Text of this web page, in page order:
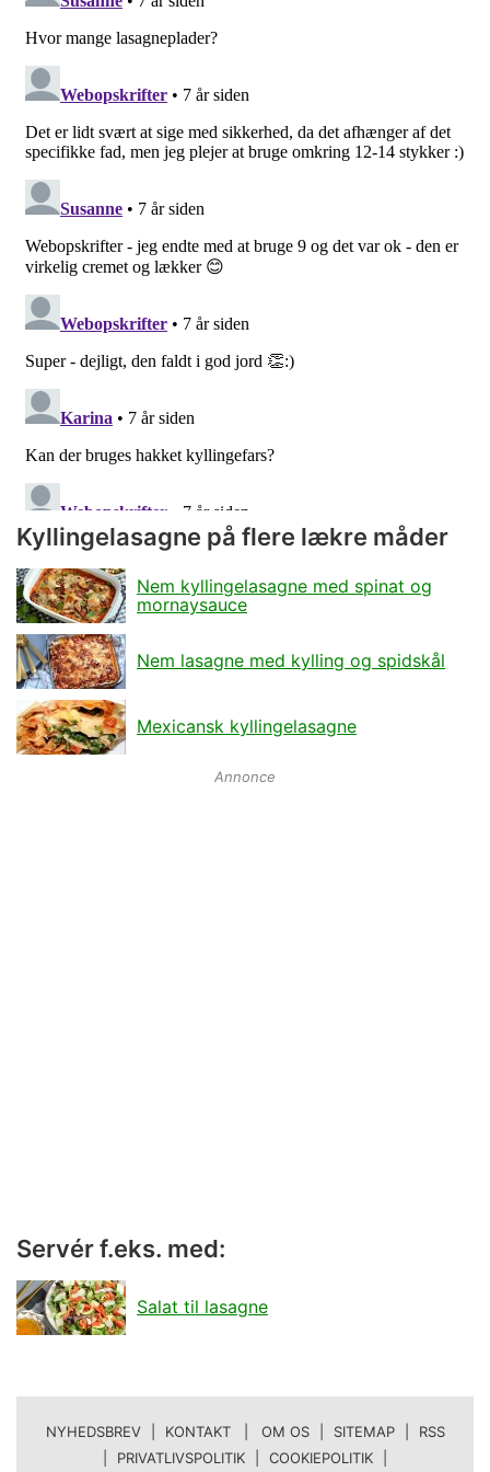
Kyllingelasagne på flere lækre måder
Nem kyllingelasagne med spinat og
mornaysauce
Nem lasagne med kylling og spidskål
Mexicansk kyllingelasagne
Annonce
Servér f.eks. med:
Salat til lasagne
NYHEDSBREV KONTAKT | OM OS SITEMAP
RSS
PRIVATLIVSPOLITIK COOKIEPOLITIK